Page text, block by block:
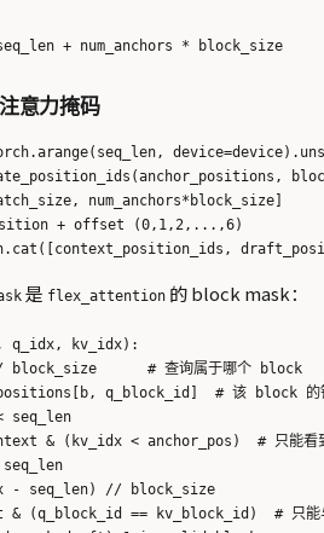
+ num_anchors * block_size
意力掩码
num_anchors*block_size]
+ offset (0,1,2,...,6)
是 flex_attention 的 block mask：
q_idx, kv_idx):
# 查询属于哪个 block
q_block_id]  # 该 block 的
seq_len
& (kv_idx < anchor_pos)  # 只能看
- seq_len) // block_size
(q_block_id == kv_block_id)  # 只能